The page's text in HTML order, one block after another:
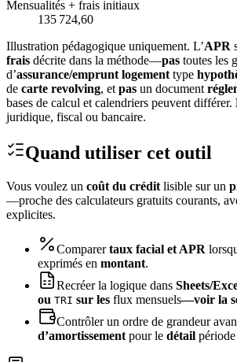
Mensualités + frais initiaux
135 724,60
Illustration pédagogique uniquement. L’APR
frais décrite dans la méthode—pas toutes les
d’assurance/emprunt logement type
de carte revolving, et pas un document
bases de calcul et calendriers peuvent différer.
juridique, fiscal ou bancaire.
Quand utiliser cet outil
Vous voulez un coût du crédit lisible sur un
—proche des calculateurs gratuits courants,
explicites.
Comparertaux facial et APR
exprimés en montant.
Recréer la logique dans Sheets/
ou TRI sur les flux mensuels—voir la
Contrôler un ordre de grandeur
d’amortissement pour le détail